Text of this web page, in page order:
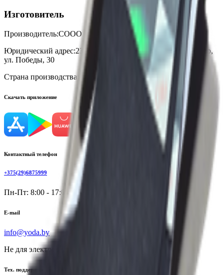
Изготовитель
Производитель:СООО «КОНТЕ СПА»
Юридический адрес:230026, Республика Беларусь, г. Гродно,
ул. Победы, 30
Страна производства: Республика Беларусь
Скачать приложение
Контактный телефон
+375(29)6875999
Пн-Пт: 8:00 - 17:00
E-mail
info@yoda.by
Не для электронных обращений
Тех. поддержка